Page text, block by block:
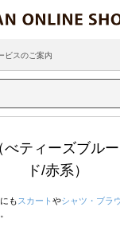
ビスのご案内
ティーズブル
ド/赤系）
も スカート やシャツ・ブラ